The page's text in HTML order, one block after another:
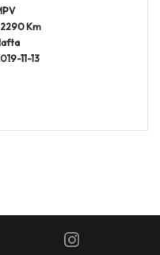
Km
11-13